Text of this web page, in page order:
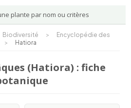
plante par nom ou critères
Biodiversité >
Encyclopédie des
> Hatiora
(Hatiora) : fiche